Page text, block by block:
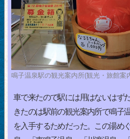
鳴子温泉駅の観光案内所(観光・旅館案
車で来たので駅には用はないはず
きたのは駅前の観光案内所で鳴子
を入手するためだった。この湯め